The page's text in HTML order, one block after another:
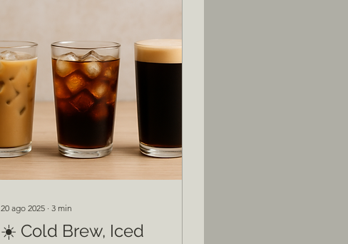
20 ago 2025 ∙ 3 min
☀️ Cold Brew, Iced